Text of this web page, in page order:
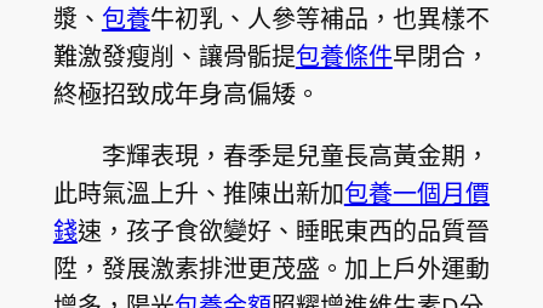
漿、 包養牛初乳、人參等補品，也異樣不
難激發瘦削、讓骨骺提包養條件早閉合，
終極招致成年身高偏矮。
李輝表現，春季是兒童長高黃金期，
此時氣溫上升、推陳出新加包養一個月價
錢速，孩子食欲變好、睡眠東西的品質晉
陞，發展激素排泄更茂盛。加上戶外運動